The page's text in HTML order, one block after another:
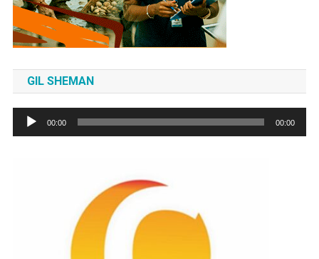
GIL SHEMAN
Tocador
00:00 00:00